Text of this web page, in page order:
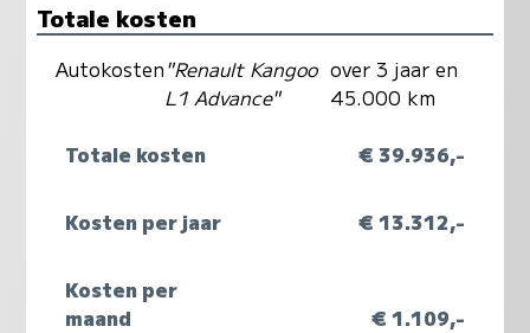
Totale kosten
Autokosten"Renault Kangoo
L1 Advance"
over 3 jaar en
45.000 km
Totale kosten € 39.936,-
Kosten per jaar € 13.312,-
Kosten per
maand
€ 1.109,-